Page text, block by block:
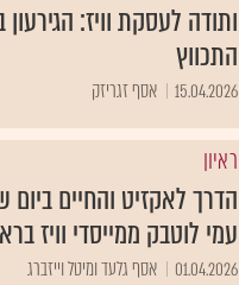
ותודה לעסקת וויז:
התכווץ
15.04.2026 אסף זגריזק
ראיון
הדרך לאקזיט והחיים ביום
עמי לוטבק ממייסדי וויז
01.04.2026 אסף גלעד ומיטל וייזברג